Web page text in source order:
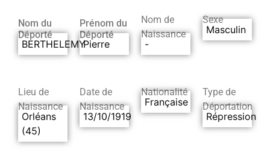
Nom du
Déporté
BERTHELEMY
Prénom du
Déporté
Pierre
Nom de
Naissance
-
Sexe
Masculin
Lieu de
Naissance
Orléans
(45)
Date de
Naissance
13/10/1919
Nationalité
Française
Type de
Déportation
Répression